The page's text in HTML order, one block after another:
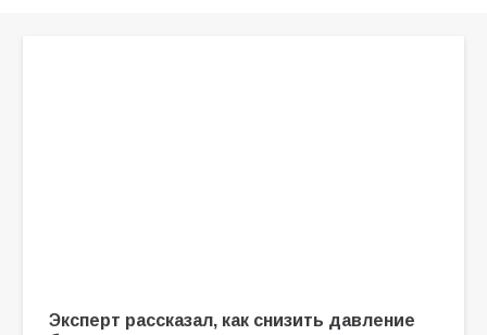
Эксперт рассказал, как снизить давление